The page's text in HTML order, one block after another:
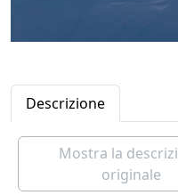
Descrizione
Mostra la
originale